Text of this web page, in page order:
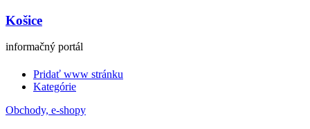
Košice
informačný portál
Pridať www stránku
Kategórie
Obchody, e-shopy